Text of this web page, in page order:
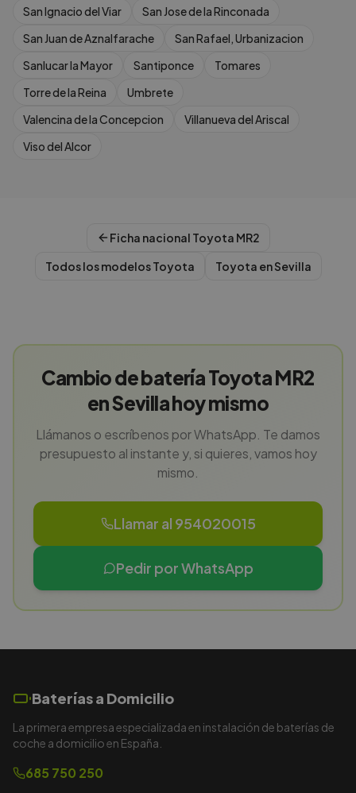
San Ignacio del Viar
San Jose de la Rinconada
San Juan de Aznalfarache
San Rafael, Urbanizacion
Sanlucar la Mayor
Santiponce
Tomares
Torre de la Reina
Umbrete
Valencina de la Concepcion
Villanueva del Ariscal
Viso del Alcor
Ficha nacional Toyota MR2
Todos los modelosToyota Toyota enSevilla
Cambio de batería Toyota MR2
en Sevilla hoy mismo
Llámanos o escríbenos por WhatsApp. Te damos
presupuesto al instante y, si quieres, vamos hoy
mismo.
Llamar al 954020015
Pedir por WhatsApp
Baterías a Domicilio
La primera empresa especializada en instalación de baterías de
coche a domicilio en España.
685 750 250